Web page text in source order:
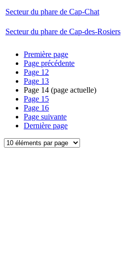
Secteur du phare de Cap-Chat
Secteur du phare de Cap-des-Rosiers
Première page
Page précédente
Page 12
Page 13
Page 14 (page actuelle)
Page 15
Page 16
Page suivante
Dernière page